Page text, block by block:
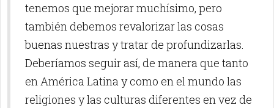
tenemos que mejorar muchísimo, pero
también debemos revalorizar las cosas
buenas nuestras y tratar de profundizarlas.
Deberíamos seguir así, de manera que tanto
en América Latina y como en el mundo las
religiones y las culturas diferentes en vez de